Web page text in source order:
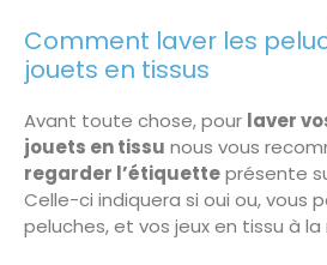
Comment laver les
jouets en tissus
Avant toute chose, pour laver
jouets en tissu nous vous
regarder l’étiquetteprésente
Celle-ci indiquera si oui ou, vous
peluches, et vos jeux en tissu à la